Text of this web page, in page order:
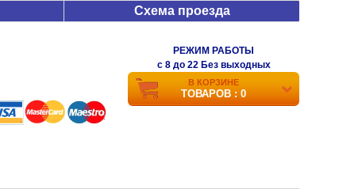
Схема проезда
РЕЖИМ РАБОТЫ
c 8 до 22 Без выходных
В КОРЗИНЕ
ТОВАРОВ : 0